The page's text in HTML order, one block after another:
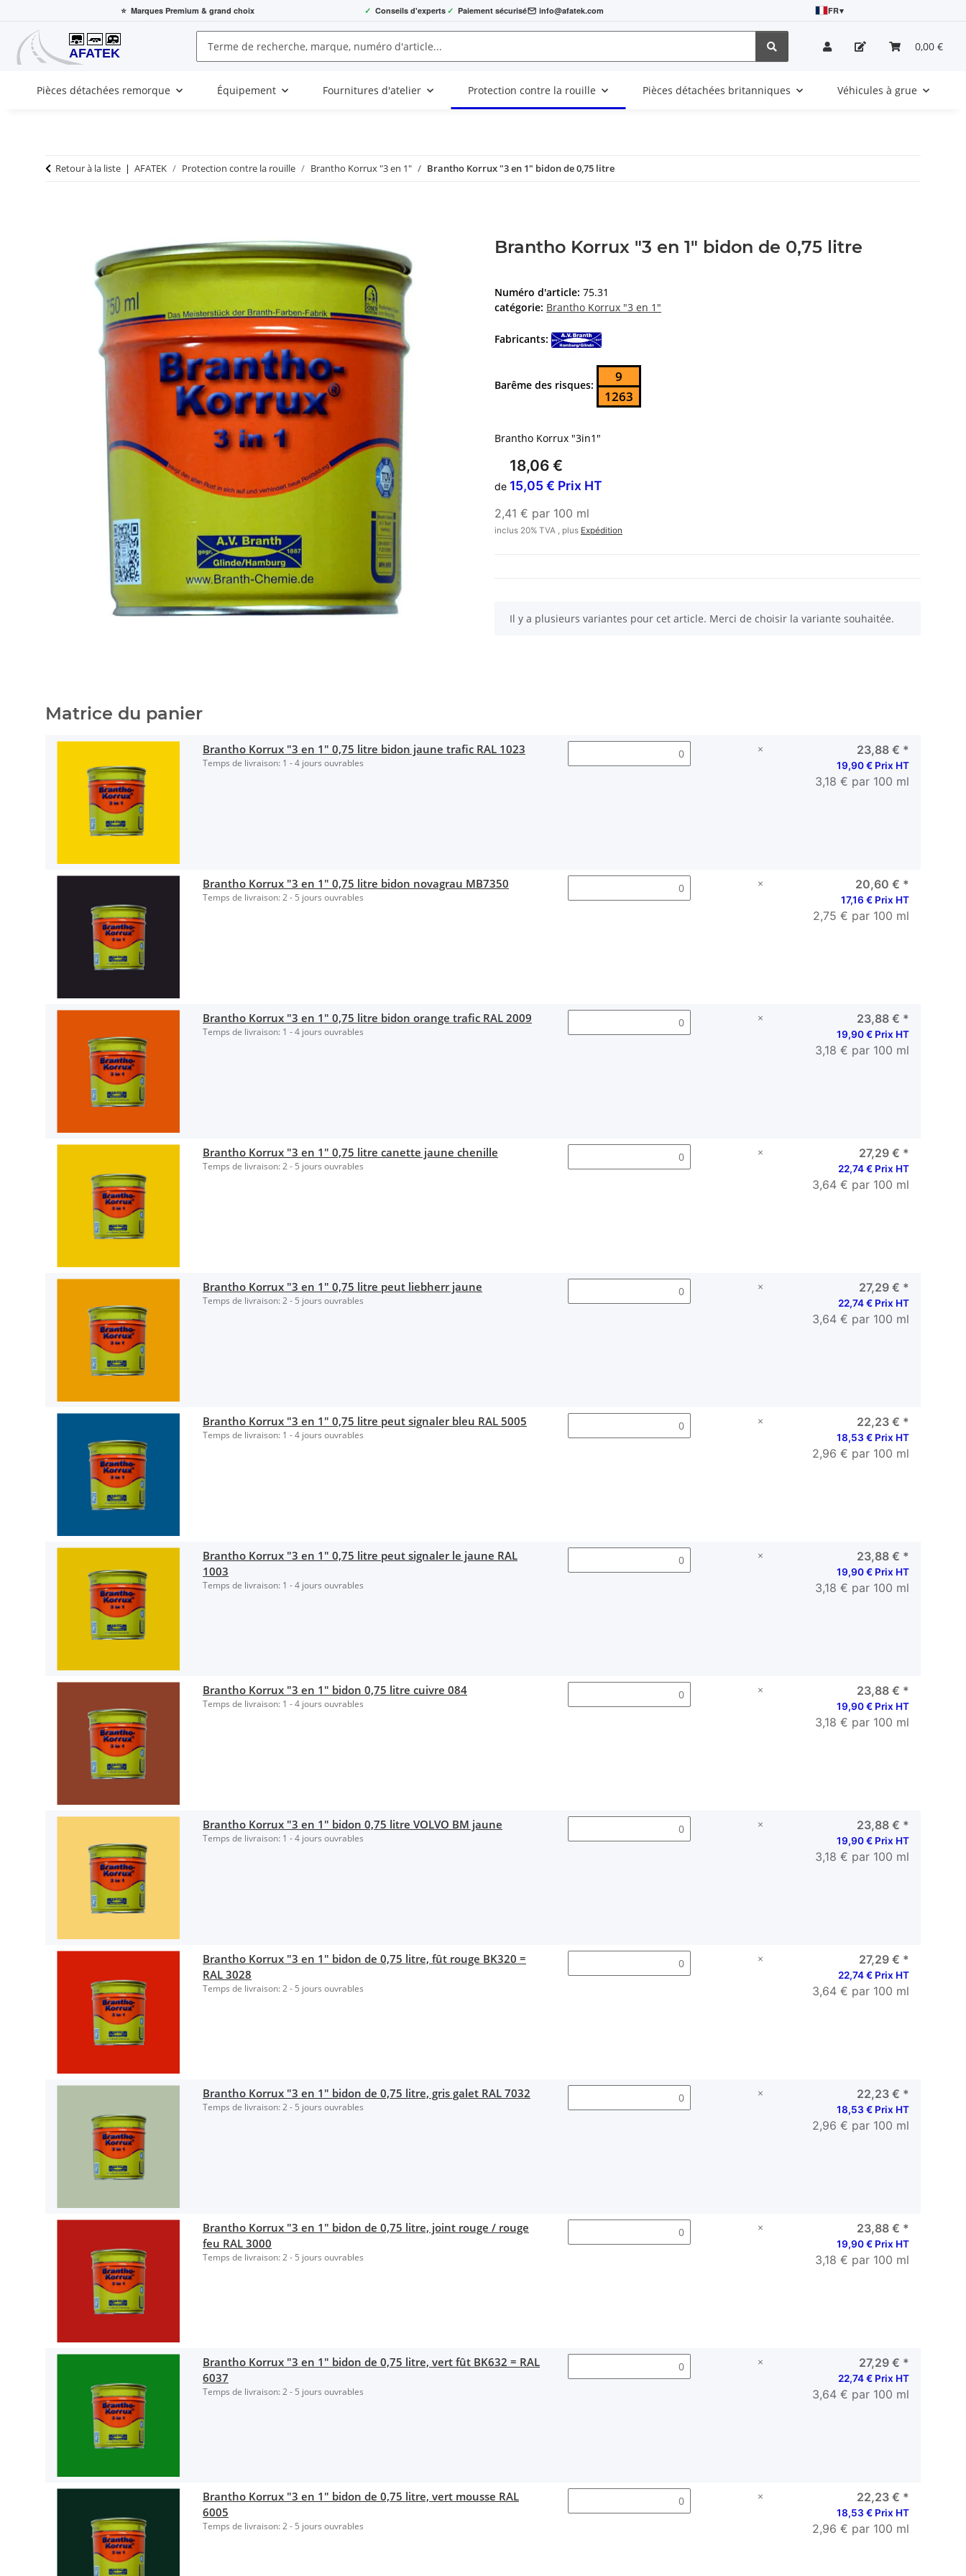
⭐ Marques Premium & grand choix ✓ Conseils d'experts ✓ Paiement sécurisé info@afatek.com FR▾
0,00 €
Pièces détachées remorque Équipement Fournitures d'atelier Protection contre la rouille Pièces détachées britanniques Véhicules à grue
Retour à la liste AFATEK Protection contre la rouille Brantho Korrux "3 en 1" Brantho Korrux "3 en 1" bidon de 0,75 litre
Brantho Korrux "3 en 1" bidon de 0,75 litre
Numéro d'article: 75.31
catégorie: Brantho Korrux "3 en 1"
Fabricants:
Barême des risques:
9
1263
Brantho Korrux "3in1"
de
18,06 €
15,05 € Prix HT
2,41 € par 100 ml
inclus 20% TVA , plus Expédition
x
Il y a plusieurs variantes pour cet article. Merci de choisir la variante souhaitée.
Matrice du panier
Brantho Korrux "3 en 1" 0,75 litre bidon jaune trafic RAL 1023
Temps de livraison: 1 - 4 jours ouvrables
× 23,88 € *
19,90 € Prix HT
3,18 € par 100 ml
Brantho Korrux "3 en 1" 0,75 litre bidon novagrau MB7350
Temps de livraison:2 - 5 jours ouvrables
× 20,60 € *
17,16 € Prix HT
2,75 € par 100 ml
Brantho Korrux "3 en 1" 0,75 litre bidon orange trafic RAL 2009
Temps de livraison: 1 - 4 jours ouvrables
× 23,88 € *
19,90 € Prix HT
3,18 € par 100 ml
Brantho Korrux "3 en 1" 0,75 litre canette jaune chenille
Temps de livraison:2 - 5 jours ouvrables
× 27,29 € *
22,74 € Prix HT
3,64 € par 100 ml
Brantho Korrux "3 en 1" 0,75 litre peut liebherr jaune
Temps de livraison:2 - 5 jours ouvrables
× 27,29 € *
22,74 € Prix HT
3,64 € par 100 ml
Brantho Korrux "3 en 1" 0,75 litre peut signaler bleu RAL 5005
Temps de livraison: 1 - 4 jours ouvrables
× 22,23 € *
18,53 € Prix HT
2,96 € par 100 ml
Brantho Korrux "3 en 1" 0,75 litre peut signaler le jaune RAL
1003
Temps de livraison: 1 - 4 jours ouvrables
× 23,88 € *
19,90 € Prix HT
3,18 € par 100 ml
Brantho Korrux "3 en 1" bidon 0,75 litre cuivre 084
Temps de livraison: 1 - 4 jours ouvrables
× 23,88 € *
19,90 € Prix HT
3,18 € par 100 ml
Brantho Korrux "3 en 1" bidon 0,75 litre VOLVO BM jaune
Temps de livraison: 1 - 4 jours ouvrables
× 23,88 € *
19,90 € Prix HT
3,18 € par 100 ml
Brantho Korrux "3 en 1" bidon de 0,75 litre, fût rouge BK320 =
RAL 3028
Temps de livraison:2 - 5 jours ouvrables
× 27,29 € *
22,74 € Prix HT
3,64 € par 100 ml
Brantho Korrux "3 en 1" bidon de 0,75 litre, gris galet RAL 7032
Temps de livraison:2 - 5 jours ouvrables
× 22,23 € *
18,53 € Prix HT
2,96 € par 100 ml
Brantho Korrux "3 en 1" bidon de 0,75 litre, joint rouge / rouge
feu RAL 3000
Temps de livraison:2 - 5 jours ouvrables
× 23,88 € *
19,90 € Prix HT
3,18 € par 100 ml
Brantho Korrux "3 en 1" bidon de 0,75 litre, vert fût BK632 = RAL
6037
Temps de livraison:2 - 5 jours ouvrables
× 27,29 € *
22,74 € Prix HT
3,64 € par 100 ml
Brantho Korrux "3 en 1" bidon de 0,75 litre, vert mousse RAL
6005
Temps de livraison:2 - 5 jours ouvrables
× 22,23 € *
18,53 € Prix HT
2,96 € par 100 ml